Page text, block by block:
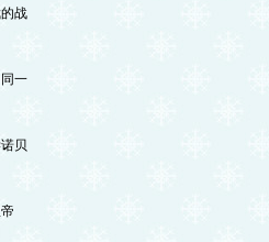
战
一
贝